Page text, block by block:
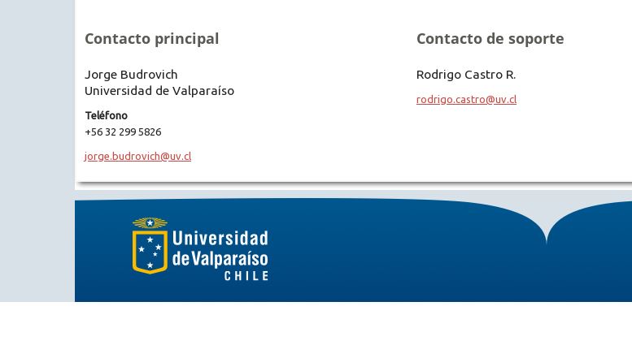
Contacto principal
Jorge Budrovich
Universidad de Valparaíso
Teléfono
+56 32 299 5826
jorge.budrovich@uv.cl
Contacto de soporte
Rodrigo Castro R.
rodrigo.castro@uv.cl